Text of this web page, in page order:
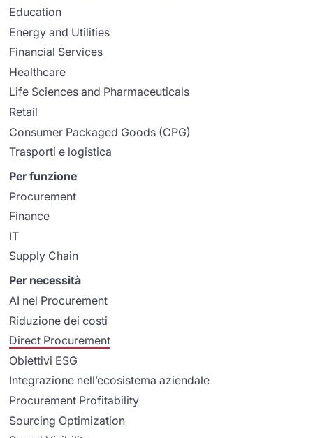
Education
Energy and Utilities
Financial Services
Healthcare
Life Sciences and Pharmaceuticals
Retail
Consumer Packaged Goods (CPG)
Trasporti e logistica
Per funzione
Procurement
Finance
IT
Supply Chain
Per necessità
AI nel Procurement
Riduzione dei costi
Direct Procurement
Obiettivi ESG
Integrazione nell’ecosistema aziendale
Procurement Profitability
Sourcing Optimization